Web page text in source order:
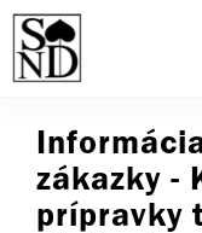
zákazky -
prípravky